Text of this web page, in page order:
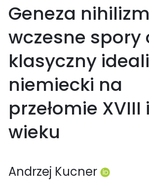
Geneza
wczesne spory
klasyczny
niemiecki na
przełomie XVIII
wieku
Andrzej Kucner